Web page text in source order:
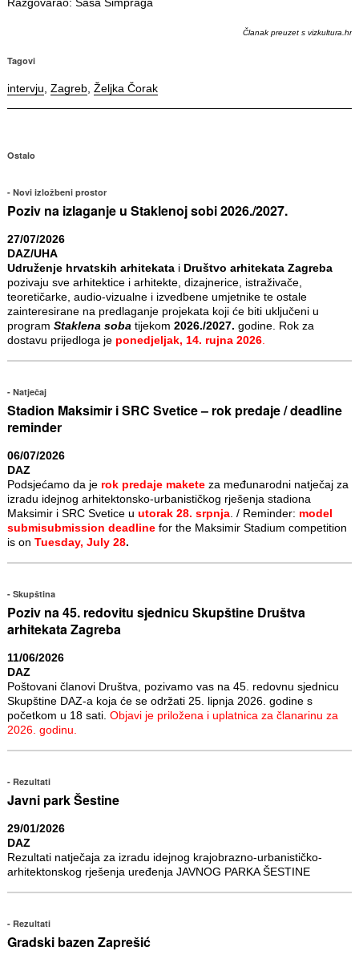
Razgovarao: Saša Šimpraga
Članak preuzet svizkultura.hr
Tagovi
intervju, Zagreb, Željka Čorak
Ostalo
Novi izložbeni prostor
Poziv na izlaganje u Staklenoj sobi 2026./2027.
27/07/2026
DAZ/UHA
Udruženje hrvatskih arhitekatai Društvo arhitekata Zagreba
pozivaju sve arhitektice i arhitekte, dizajnerice, istraživače,
teoretičarke, audio-vizualne i izvedbene umjetnike te ostale
zainteresirane na predlaganje projekata koji će biti uključeni u
program Staklena sobatijekom 2026./2027. godine. Rok za
dostavu prijedloga je ponedjeljak, 14. rujna 2026.
Natječaj
Stadion Maksimir i SRC Svetice – rok predaje / deadline
reminder
06/07/2026
DAZ
Podsjećamo da je rok predaje maketeza međunarodni natječaj za
izradu idejnog arhitektonsko-urbanističkog rješenja stadiona
Maksimir i SRC Svetice u utorak 28. srpnja. / Reminder: model
submisubmission deadlinefor the Maksimir Stadium competition
is on Tuesday, July 28.
Skupština
Poziv na 45. redovitu sjednicu Skupštine Društva
arhitekata Zagreba
11/06/2026
DAZ
Poštovani članovi Društva, pozivamo vas na 45. redovnu sjednicu
Skupštine DAZ-a koja će se održati 25. lipnja 2026. godine s
početkom u 18 sati. Objavi je priložena i uplatnica za članarinu za
2026. godinu.
Rezultati
Javni park Šestine
29/01/2026
DAZ
Rezultati natječaja za izradu idejnog krajobrazno-urbanističko-
arhitektonskog rješenja uređenja JAVNOG PARKA ŠESTINE
Rezultati
Gradski bazen Zaprešić